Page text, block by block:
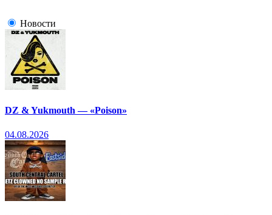
Новости
DZ & Yukmouth — «Poison»
04.08.2026